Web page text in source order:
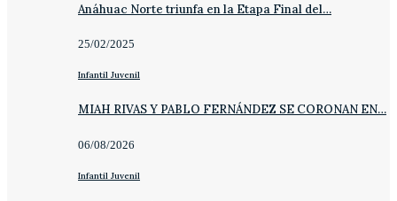
Anáhuac Norte triunfa en la Etapa Final del…
25/02/2025
Infantil Juvenil
MIAH RIVAS Y PABLO FERNÁNDEZ SE CORONAN EN…
06/08/2026
Infantil Juvenil